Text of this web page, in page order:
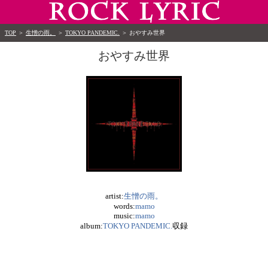
TOP ＞ 生憎の雨。 ＞ TOKYO PANDEMIC. ＞ おやすみ世界
おやすみ世界
artist:生憎の雨。
words:mamo
music:mamo
album:TOKYO PANDEMIC.収録